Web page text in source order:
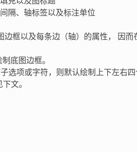
隔、轴标签以及标注单位
边框以及每条边（轴）的属性， 因
底图边框。
选项或字符，则默认绘制上下左右
文。